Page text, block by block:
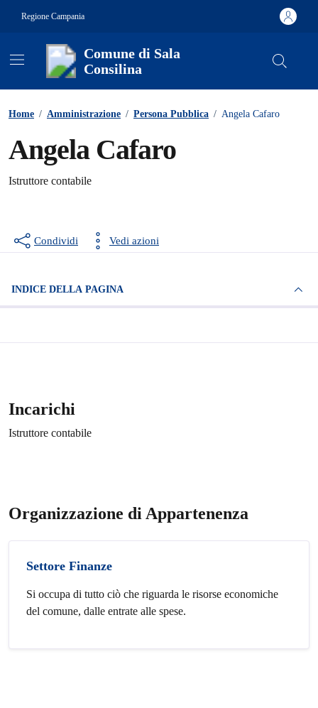
Regione Campania
Comune di Sala
Consilina
Home / Amministrazione / Persona Pubblica / Angela Cafaro
Angela Cafaro
Istruttore contabile
Condividi Vedi azioni
INDICE DELLA PAGINA
Incarichi
Istruttore contabile
Organizzazione di Appartenenza
Settore Finanze
Si occupa di tutto ciò che riguarda le risorse economiche
del comune, dalle entrate alle spese.